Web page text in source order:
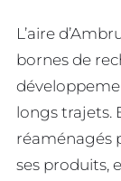
L’aire
bornes de
longs trajets.
réaménagés
ses produits,